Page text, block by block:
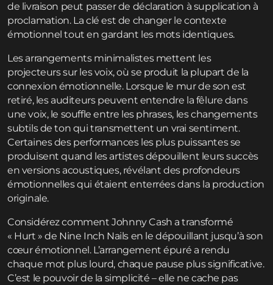
de livraison peut passer de déclaration à supplication à
proclamation. La clé est de changer le contexte
émotionnel tout en gardant les mots identiques.
Les arrangements minimalistes mettent les
projecteurs sur les voix, où se produit la plupart de la
connexion émotionnelle. Lorsque le mur de son est
retiré, les auditeurs peuvent entendre la fêlure dans
une voix, le souffle entre les phrases, les changements
subtils de ton qui transmettent un vrai sentiment.
Certaines des performances les plus puissantes se
produisent quand les artistes dépouillent leurs succès
en versions acoustiques, révélant des profondeurs
émotionnelles qui étaient enterrées dans la production
originale.
Considérez comment Johnny Cash a transformé
« Hurt » de Nine Inch Nails en le dépouillant jusqu’à son
cœur émotionnel. L’arrangement épuré a rendu
chaque mot plus lourd, chaque pause plus significative.
C’est le pouvoir de la simplicité – elle ne cache pas